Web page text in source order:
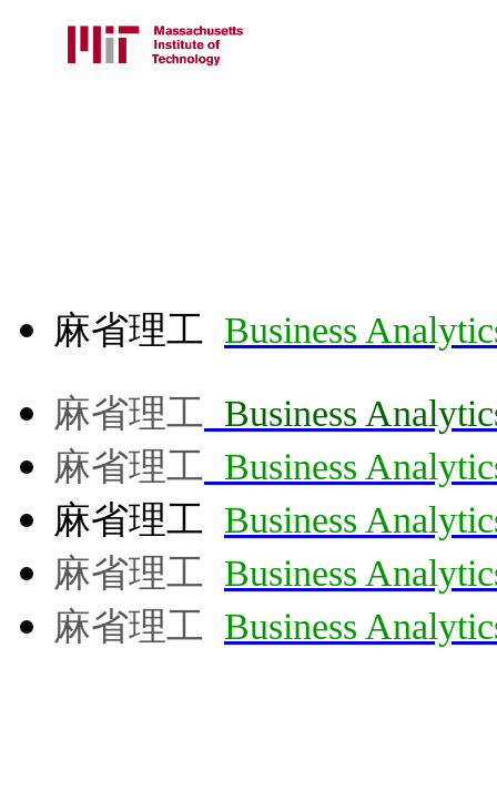
麻省理工 Business
麻省理工 Business
麻省理工 Business
麻省理工 Business
麻省理工 Business
麻省理工 Business